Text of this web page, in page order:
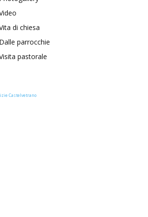
di chiesa
parrocchie
pastorale
Castelvetrano